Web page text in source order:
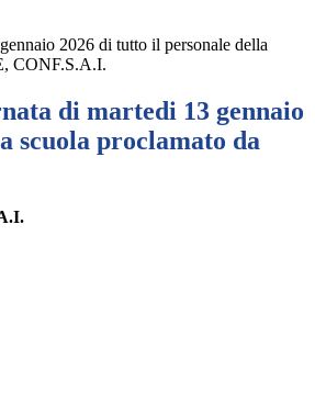
2026 di tutto il personale della
CONF.S.A.I.
di martedi 13 gennaio
scuola proclamato da